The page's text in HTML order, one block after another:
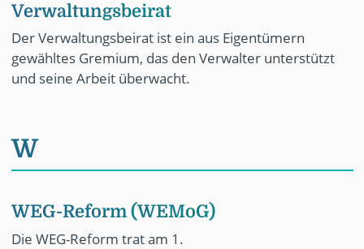
Verwaltungsbeirat
Der Verwaltungsbeirat ist ein aus Eigentümern
gewähltes Gremium, das den Verwalter unterstützt
und seine Arbeit überwacht.
W
WEG-Reform (WEMoG)
Die WEG-Reform trat am 1.